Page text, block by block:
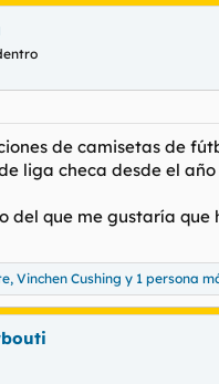
de camisetas de
liga checa desde el año
del que me gustaría que
, Vinchen Cushing y 1 persona